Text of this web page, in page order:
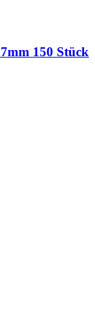
150 Stück